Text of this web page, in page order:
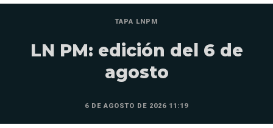
TAPA LNPM
LN PM: edición del 6 de
agosto
6 DE AGOSTO DE 2026 11:19